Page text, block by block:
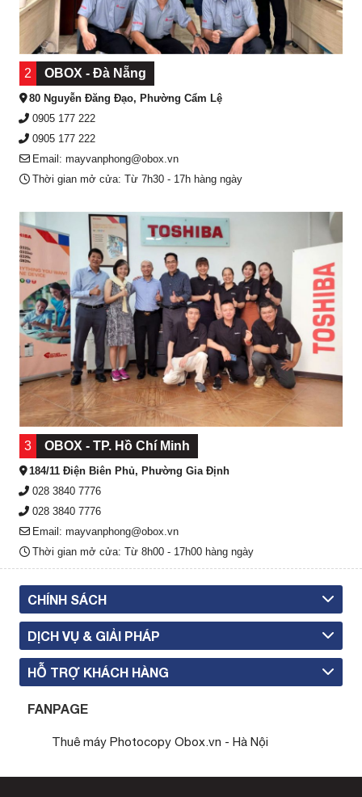
2 OBOX - Đà Nẵng
80 Nguyễn Đăng Đạo, Phường Cẩm Lệ
0905 177 222
0905 177 222
Email: mayvanphong@obox.vn
Thời gian mở cửa: Từ 7h30 - 17h hàng ngày
3 OBOX - TP. Hồ Chí Minh
184/11 Điện Biên Phủ, Phường Gia Định
028 3840 7776
028 3840 7776
Email: mayvanphong@obox.vn
Thời gian mở cửa: Từ 8h00 - 17h00 hàng ngày
CHÍNH SÁCH
DỊCH VỤ & GIẢI PHÁP
HỖ TRỢ KHÁCH HÀNG
FANPAGE
Thuê máy Photocopy Obox.vn - Hà Nội